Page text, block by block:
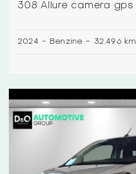
308 Allure camera gps
2024 - Benzine - 32.496 km